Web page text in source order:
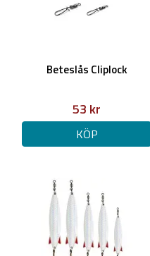
Beteslås Cliplock
53 kr
KÖP